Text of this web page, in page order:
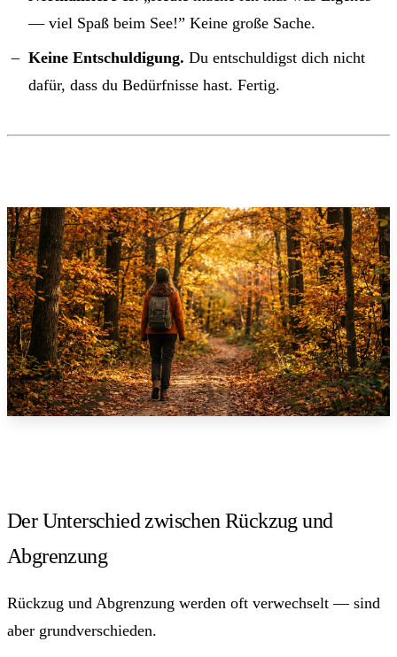
— viel Spaß beim See!” Keine große Sache.
Keine Entschuldigung. Du entschuldigst dich nicht
dafür, dass du Bedürfnisse hast. Fertig.
Der Unterschied zwischen Rückzug und
Abgrenzung
Rückzug und Abgrenzung werden oft verwechselt — sind
aber grundverschieden.